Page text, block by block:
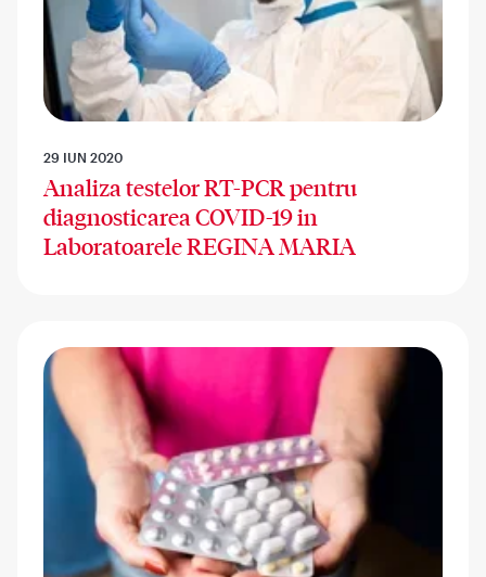
29 IUN 2020
Analiza testelor RT-PCR pentru
diagnosticarea COVID-19 in
Laboratoarele REGINA MARIA